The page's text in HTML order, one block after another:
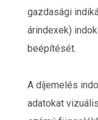
gazdasági
árindexek)
beépítését.
A díjemelés
adatokat